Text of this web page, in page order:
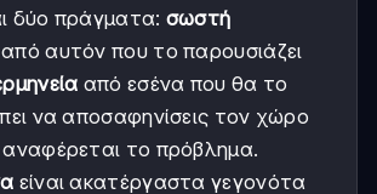
δύο πράγματα: σωστή
από αυτόν που το παρουσιάζει
από εσένα που θα το
να αποσαφηνίσεις τον χώρο
το πρόβλημα.
είναι ακατέργαστα γεγονότα